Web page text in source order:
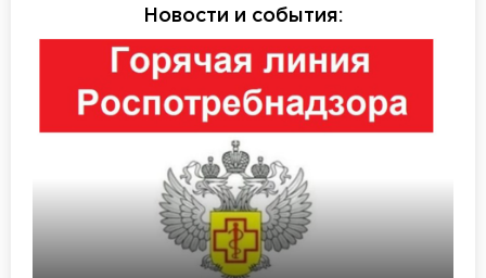
Новости и события: